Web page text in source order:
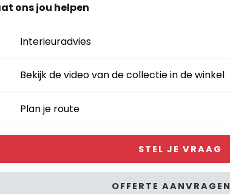
ons jou helpen
Interieuradvies
Bekijk de video van de collectie in de winkel
Plan je route
STEL JE VRAAG
OFFERTE AANVRAGEN